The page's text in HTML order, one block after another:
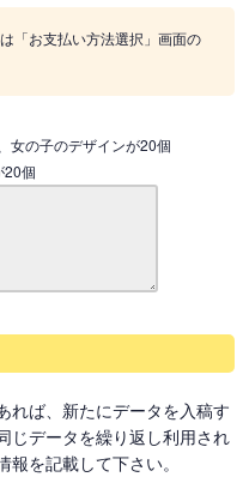
「お支払い方法選択」画面の
の子のデザインが20個
個
れば、新たにデータを入稿す
じデータを繰り返し利用され
を記載して下さい。